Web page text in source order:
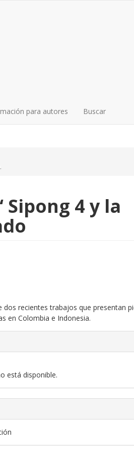
para autores Buscar
Sipong 4 y la
dos recientes trabajos que presentan
en Colombia e Indonesia.
está disponible.